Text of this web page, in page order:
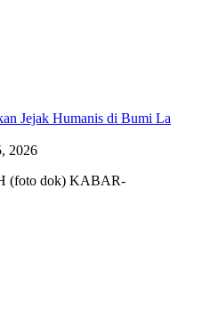
Jejak Humanis di Bumi La
2026
(foto dok) KABAR-